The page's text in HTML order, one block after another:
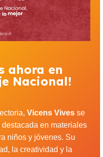
ahora en
Nacional!
Vicens Vives se
en materiales
niños y jóvenes. Su
la creatividad y la